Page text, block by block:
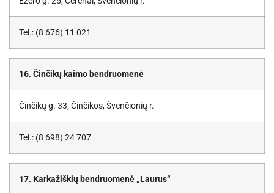
Tel.: (8 676) 11 021
16. Činčikų kaimo bendruomenė
Činčikų g. 33, Činčikos, Švenčionių r.
Tel.: (8 698) 24 707
17. Karkažiškių bendruomenė „Laurus“